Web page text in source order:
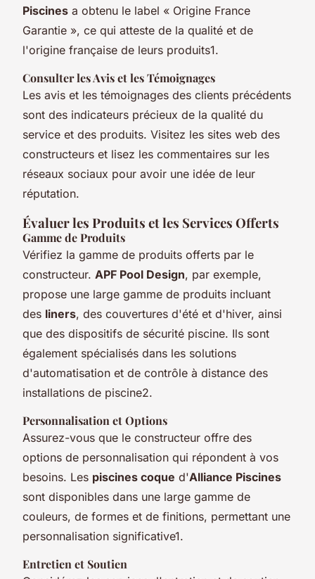
Piscines a obtenu le label « Origine France
Garantie », ce qui atteste de la qualité et de
l'origine française de leurs produits1.
Consulter les Avis et les Témoignages
Les avis et les témoignages des clients précédents
sont des indicateurs précieux de la qualité du
service et des produits. Visitez les sites web des
constructeurs et lisez les commentaires sur les
réseaux sociaux pour avoir une idée de leur
réputation.
Évaluer les Produits et les Services Offerts
Gamme de Produits
Vérifiez la gamme de produits offerts par le
constructeur. APF Pool Design, par exemple,
propose une large gamme de produits incluant
des liners, des couvertures d'été et d'hiver, ainsi
que des dispositifs de sécurité piscine. Ils sont
également spécialisés dans les solutions
d'automatisation et de contrôle à distance des
installations de piscine2.
Personnalisation et Options
Assurez-vous que le constructeur offre des
options de personnalisation qui répondent à vos
besoins. Les piscines coque d'Alliance Piscines
sont disponibles dans une large gamme de
couleurs, de formes et de finitions, permettant une
personnalisation significative1.
Entretien et Soutien